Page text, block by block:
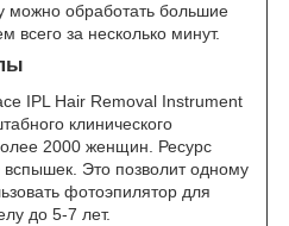
можно обработать большие
всего за несколько минут.
IPL Hair Removal Instrument
клинического
2000 женщин. Ресурс
Это позволит одному
фотоэпилятор для
до 5-7 лет.